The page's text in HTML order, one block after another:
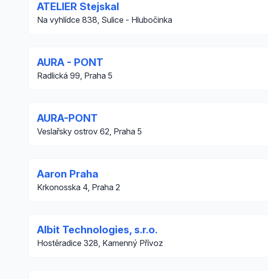
ATELIER Stejskal
Na vyhlídce 838, Sulice - Hlubočinka
AURA - PONT
Radlická 99, Praha 5
AURA-PONT
Veslařsky ostrov 62, Praha 5
Aaron Praha
Krkonosska 4, Praha 2
Albit Technologies, s.r.o.
Hostěradice 328, Kamenný Přívoz